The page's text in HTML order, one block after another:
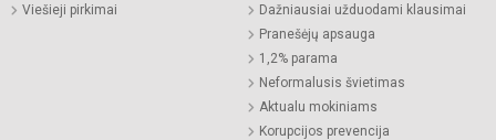
Viešieji pirkimai
Dažniausiai užduodami klausimai
Pranešėjų apsauga
1,2% parama
Neformalusis švietimas
Aktualu mokiniams
Korupcijos prevencija